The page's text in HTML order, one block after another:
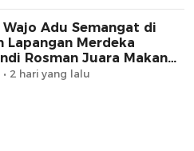
Adu Semangat di
Lapangan Merdeka
Rosman Juara Makan
2 hari yang lalu